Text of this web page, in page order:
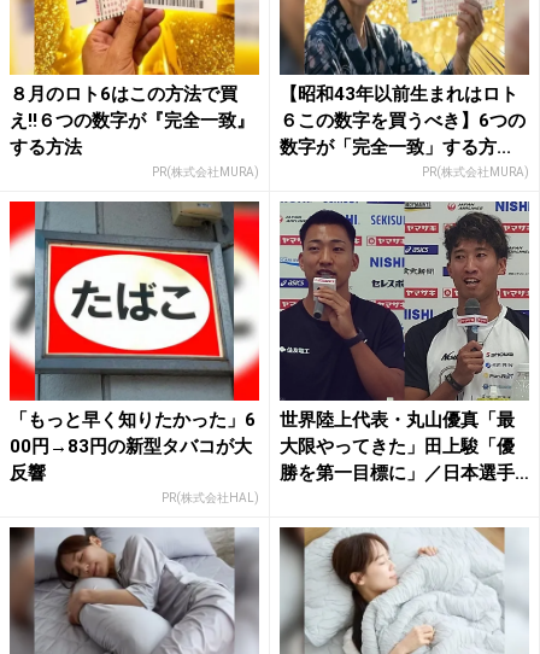
８月のロト6はこの方法で買
え!!６つの数字が『完全一致』
する方法
PR(株式会社MURA)
【昭和43年以前生まれはロト
６この数字を買うべき】6つの
数字が「完全一致」する方...
PR(株式会社MURA)
「もっと早く知りたかった」6
00円→83円の新型タバコが大
反響
PR(株式会社HAL)
世界陸上代表・丸山優真「最
大限やってきた」田上駿「優
勝を第一目標に」／日本選手